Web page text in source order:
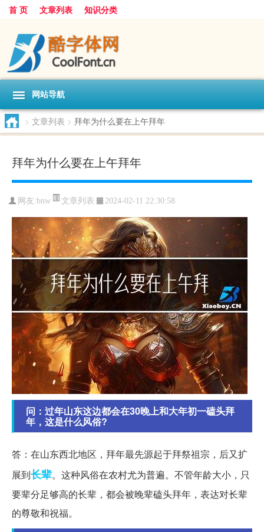
首 页 文章列表 知识分类
网站导航
> 文章列表 > 拜年为什么要在上午拜年
拜年为什么要在上午拜年
网友:bnw 文章列表 2024-02-11 22:30:58
问：过年山东这边都会在30晚上和大年初一磕头拜
年，这是什么风俗?
答：在山东西北地区，拜年最先源起于拜祭祖宗，后又扩
展到长辈。这种风俗在农村尤为普遍。不管年龄大小，只
要辈分足够高的长辈，都会被晚辈磕头拜年，表达对长辈
的尊敬和祝福。